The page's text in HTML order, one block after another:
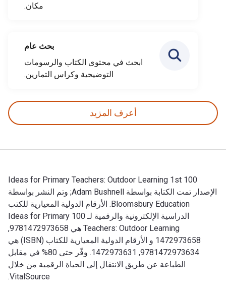
مكان.
بحث عام
ابحث في محتوى الكتاب والرسومات
التوضيحية وكراس التمارين.
أعرف المزيد
100 Ideas for Primary Teachers: Outdoor Learning 1st
الإصدار تمت الكتابة بواسطة Adam Bushnell; وتم النشر بواسطة
Bloomsbury Education. الأرقام الدولية المعيارية للكتب
الدراسية الإلكترونية والرقمية لـ 100 Ideas for Primary
Teachers: Outdoor Learning هي 9781472973658,
1472973658 و الأرقام الدولية المعيارية للكتاب (ISBN) هي
9781472973634, 1472973631. وفّر حتى 80% في مقابل
الطباعة عن طريق الانتقال إلى الحياة الرقمية من خلال
VitalSource.